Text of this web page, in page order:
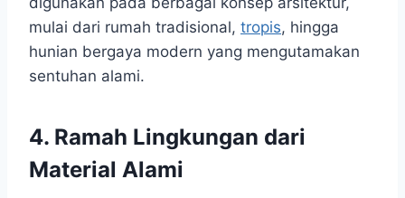
mulai dari rumah tradisional, tropis, hingga
hunian bergaya modern yang mengutamakan
sentuhan alami.
4. Ramah Lingkungan dari
Material Alami